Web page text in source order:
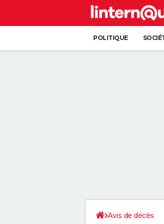
POLITIQUE
Avis de décès